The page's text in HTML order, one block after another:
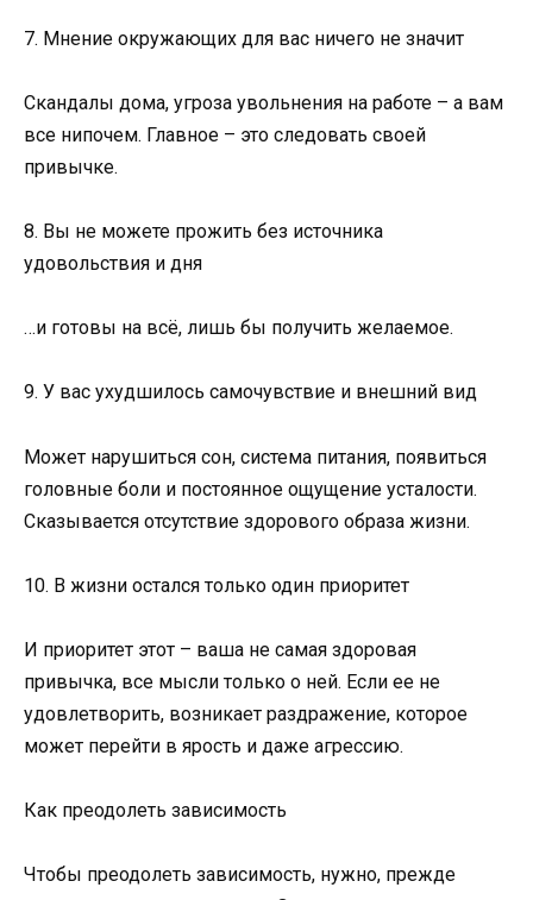
7. Мнение окружающих для вас ничего не значит
Скандалы дома, угроза увольнения на работе – а вам
все нипочем. Главное – это следовать своей
привычке.
8. Вы не можете прожить без источника
удовольствия и дня
…и готовы на всё, лишь бы получить желаемое.
9. У вас ухудшилось самочувствие и внешний вид
Может нарушиться сон, система питания, появиться
головные боли и постоянное ощущение усталости.
Сказывается отсутствие здорового образа жизни.
10. В жизни остался только один приоритет
И приоритет этот – ваша не самая здоровая
привычка, все мысли только о ней. Если ее не
удовлетворить, возникает раздражение, которое
может перейти в ярость и даже агрессию.
Как преодолеть зависимость
Чтобы преодолеть зависимость, нужно, прежде